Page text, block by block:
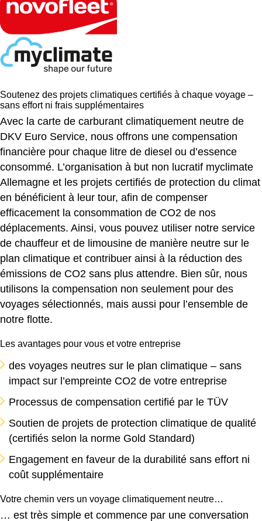
Soutenez des projets climatiques certifiés à chaque voyage –
sans effort ni frais supplémentaires
Avec la carte de carburant climatiquement neutre de
DKV Euro Service, nous offrons une compensation
financière pour chaque litre de diesel ou d’essence
consommé. L’organisation à but non lucratif myclimate
Allemagne et les projets certifiés de protection du climat
en bénéficient à leur tour, afin de compenser
efficacement la consommation de CO2 de nos
déplacements. Ainsi, vous pouvez utiliser notre service
de chauffeur et de limousine de manière neutre sur le
plan climatique et contribuer ainsi à la réduction des
émissions de CO2 sans plus attendre. Bien sûr, nous
utilisons la compensation non seulement pour des
voyages sélectionnés, mais aussi pour l’ensemble de
notre flotte.
Les avantages pour vous et votre entreprise
des voyages neutres sur le plan climatique – sans
impact sur l’empreinte CO2 de votre entreprise
Processus de compensation certifié par le TÜV
Soutien de projets de protection climatique de qualité
(certifiés selon la norme Gold Standard)
Engagement en faveur de la durabilité sans effort ni
coût supplémentaire
Votre chemin vers un voyage climatiquement neutre…
… est très simple et commence par une conversation